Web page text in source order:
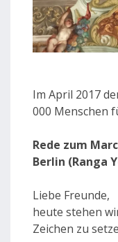
Im April 2017
000 Menschen
Rede zum
Berlin (Ranga
Liebe Freunde,
heute stehen
Zeichen zu